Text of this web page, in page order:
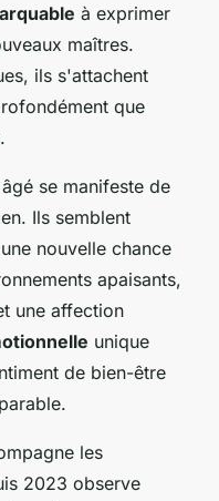
à exprimer
maîtres.
ils s'attachent
que
se manifeste de
Ils semblent
nouvelle chance
apaisants,
une affection
unique
de bien-être
les
2023 observe